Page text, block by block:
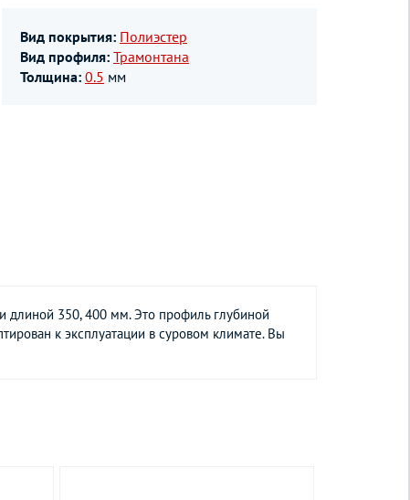
Вид покрытия: Полиэстер
Вид профиля: Трамонтана
Толщина: 0.5 мм
350, 400 мм. Это профиль глубиной
к эксплуатации в суровом климате. Вы